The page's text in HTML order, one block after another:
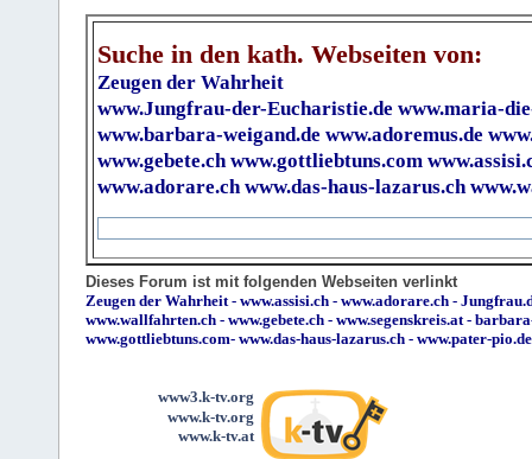
Suche in den kath. Webseiten von:
Zeugen der Wahrheit
www.Jungfrau-der-Eucharistie.de www.maria-
www.barbara-weigand.de www.adoremus.de
www.gebete.ch www.gottliebtuns.com
www.adorare.ch www.das-haus-lazarus.ch
Dieses Forum ist mit folgenden Webseiten verlinkt
Zeugen der Wahrheit - www.assisi.ch - www.adorare.ch -
www.wallfahrten.ch - www.gebete.ch - www.segenskreis.at -
www.gottliebtuns.com- www.das-haus-lazarus.ch - www.pater-pio.de
www3.k-tv.org
www.k-tv.org
www.k-tv.at